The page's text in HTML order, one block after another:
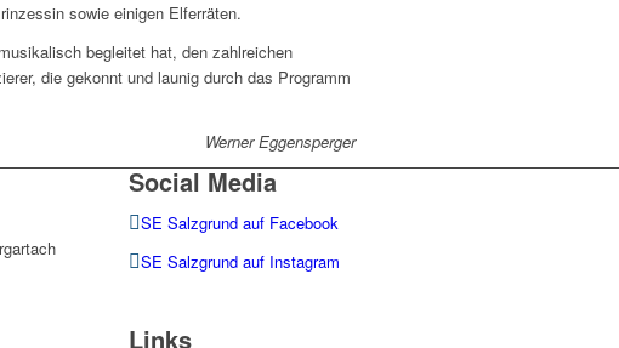
sowie einigen Elferräten.
begleitet hat, den zahlreichen
die gekonnt und launig durch das Programm
Werner Eggensperger
Social Media
SE Salzgrund auf Facebook
SE Salzgrund auf Instagram
Links